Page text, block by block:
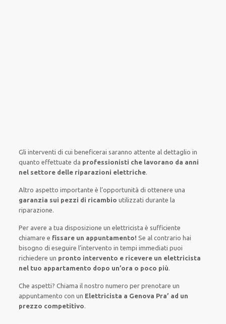
Gli interventi di cui beneficerai saranno attente al dettaglio in
quanto effettuate da professionisti che lavorano da anni
nel settore delle riparazioni elettriche.
Altro aspetto importante è l’opportunità diottenere una
garanzia sui pezzi di ricambioutilizzati durante la
riparazione.
Per avere a tua disposizione un elettricistaè sufficiente
chiamare e fissare un appuntamento! Se al contrario hai
bisogno dieseguire l’intervento in tempiimmediati puoi
richiedere un pronto intervento e ricevere un elettricista
nel tuo appartamento dopo un’ora o poco più.
Che aspetti? Chiama il nostro numero per prenotare un
appuntamento con un Elettricista a Genova Pra’ ad un
prezzo competitivo.